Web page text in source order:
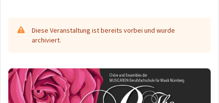
Diese Veranstaltung ist bereits vorbei und wurde
archiviert.